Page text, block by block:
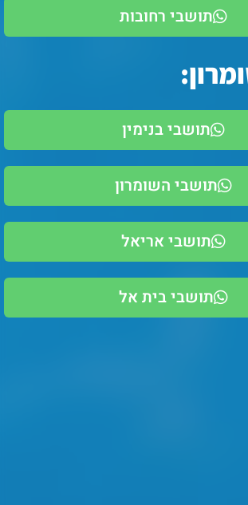
תושבי רחובות
תושבי בנימין
תושבי השומרון
תושבי אריאל
תושבי בית אל